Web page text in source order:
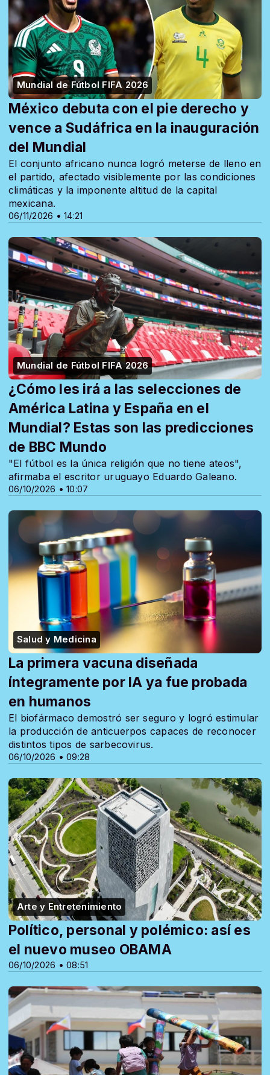
Mundial de Fútbol FIFA 2026
06/11/2026 • 14:21
México debuta con el pie derecho y
vence a Sudáfrica en la inauguración
del Mundial
El conjunto africano nunca logró meterse de lleno en
el partido, afectado visiblemente por las condiciones
climáticas y la imponente altitud de la capital
mexicana.
Mundial de Fútbol FIFA 2026
06/10/2026 • 10:07
¿Cómo les irá a las selecciones de
América Latina y España en el
Mundial? Estas son las predicciones
de BBC Mundo
"El fútbol es la única religión que no tiene ateos",
afirmaba el escritor uruguayo Eduardo Galeano.
Salud y Medicina
06/10/2026 • 09:28
La primera vacuna diseñada
íntegramente por IA ya fue probada
en humanos
El biofármaco demostró ser seguro y logró estimular
la producción de anticuerpos capaces de reconocer
distintos tipos de sarbecovirus.
Arte y Entretenimiento
06/10/2026 • 08:51
Político, personal y polémico: así es
el nuevo museo OBAMA